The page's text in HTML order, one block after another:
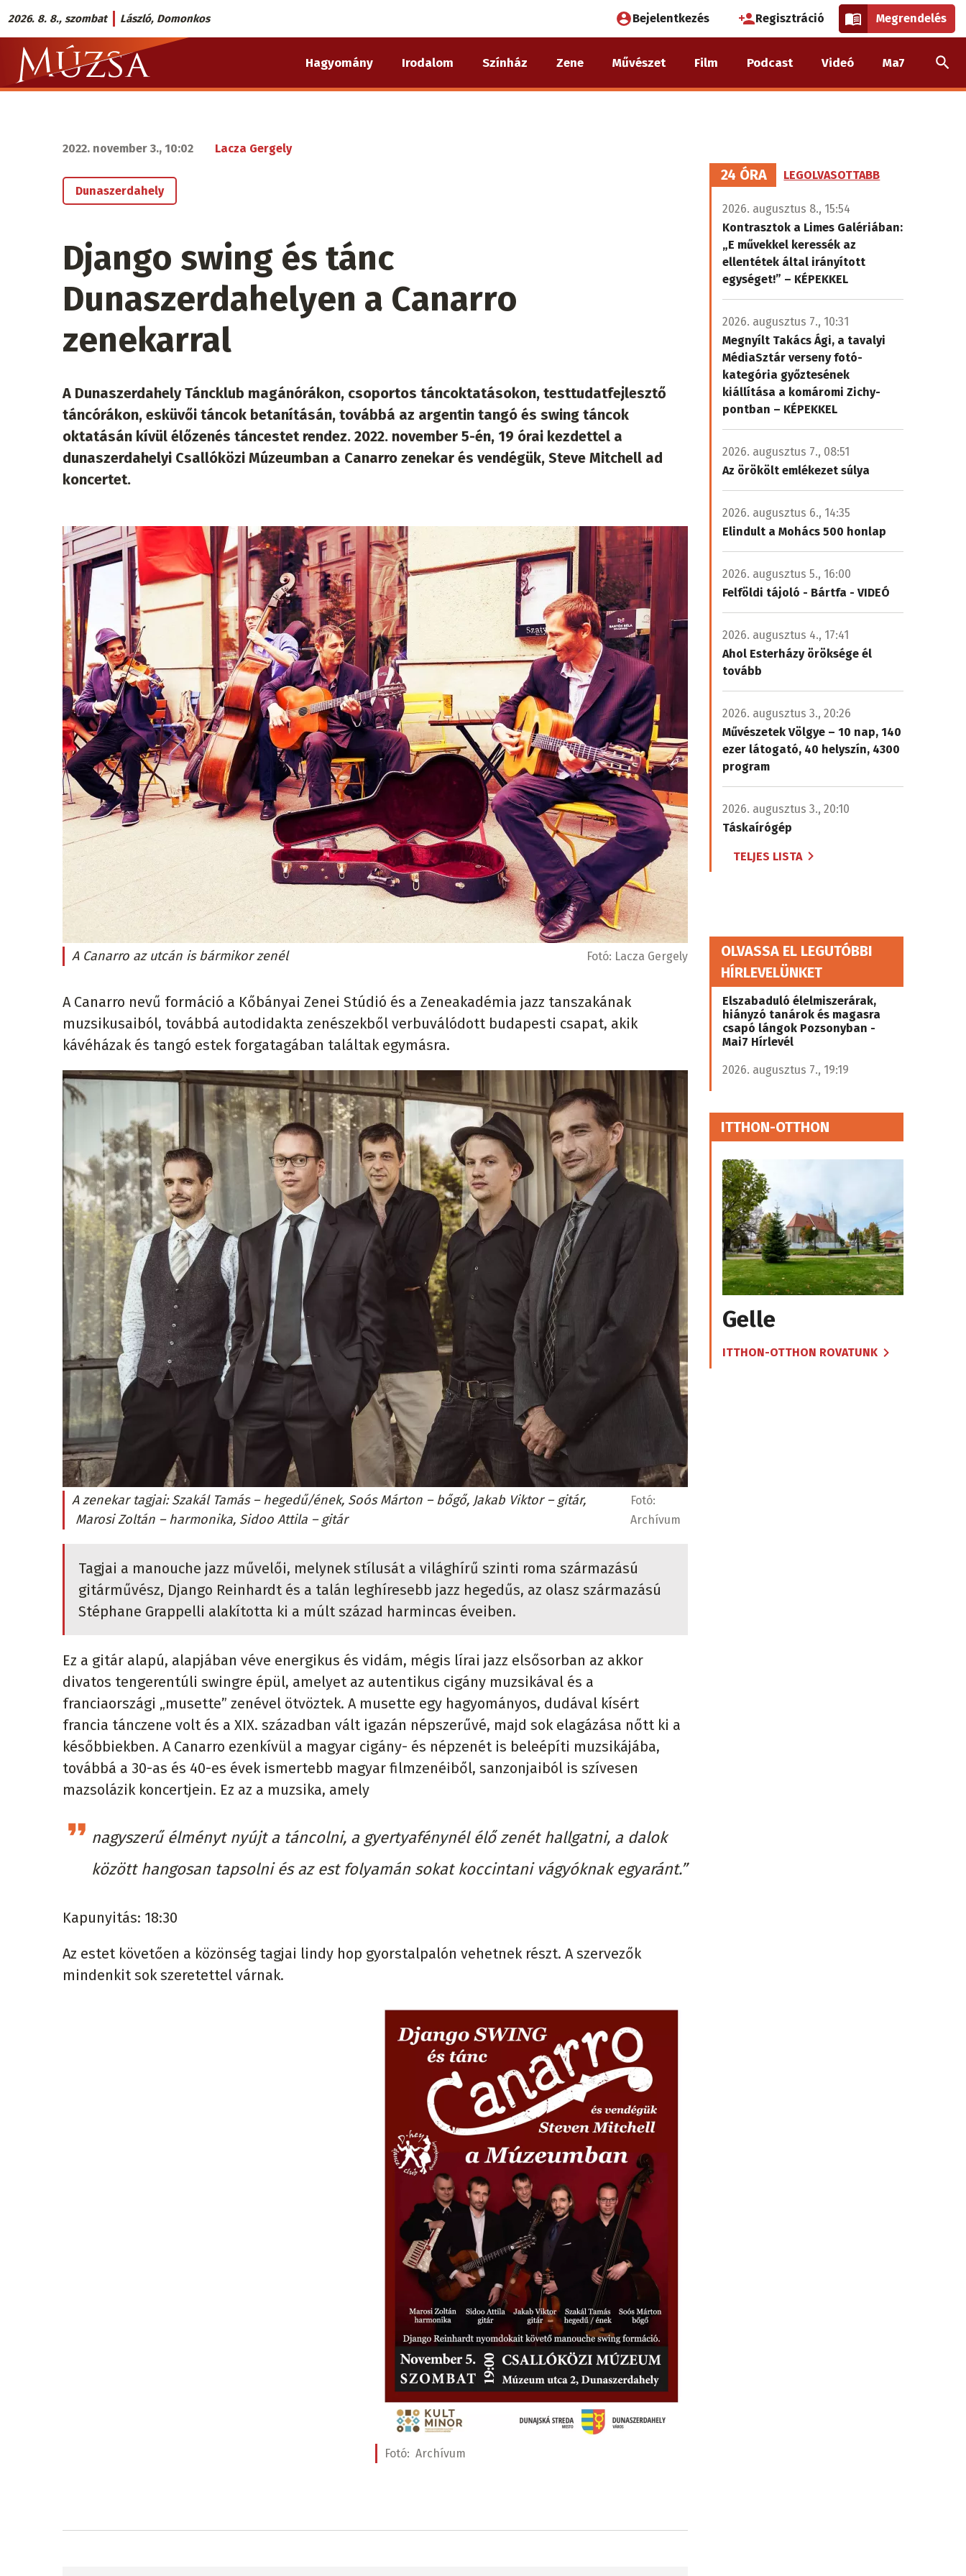
Ugrás
a
tartalomra
2026. 8. 8., szombat László, Domonkos
Felhasználói
fiók
menüje
Bejelentkezés Regisztráció Megrendelés
Múzsa.sk
fő
Hagyomány Irodalom Színház Zene Művészet Film Podcast Videó Ma7
2022. november 3., 10:02 Lacza Gergely
Dunaszerdahely
Django swing és tánc
Dunaszerdahelyen a Canarro
zenekarral
A Dunaszerdahely Táncklub magánórákon, csoportos táncoktatásokon, testtudatfejlesztő
táncórákon, esküvői táncok betanításán, továbbá az argentin tangó és swing táncok
oktatásán kívül élőzenés táncestet rendez. 2022. november 5-én, 19 órai kezdettel a
dunaszerdahelyi Csallóközi Múzeumban a Canarro zenekar és vendégük, Steve Mitchell ad
koncertet.
A Canarro az utcán is bármikor zenél Fotó: Lacza Gergely
A Canarro nevű formáció a Kőbányai Zenei Stúdió és a Zeneakadémia jazz tanszakának
muzsikusaiból, továbbá autodidakta zenészekből verbuválódott budapesti csapat, akik
kávéházak és tangó estek forgatagában találtak egymásra.
A zenekar tagjai: Szakál Tamás – hegedű/ének, Soós Márton – bőgő, Jakab Viktor – gitár,
Marosi Zoltán – harmonika, Sidoo Attila – gitár
Fotó:
Archívum
Tagjai a manouche jazz művelői, melynek stílusát a világhírű szinti roma származású
gitárművész, Django Reinhardt és a talán leghíresebb jazz hegedűs, az olasz származású
Stéphane Grappelli alakította ki a múlt század harmincas éveiben.
Ez a gitár alapú, alapjában véve energikus és vidám, mégis lírai jazz elsősorban az akkor
divatos tengerentúli swingre épül, amelyet az autentikus cigány muzsikával és a
franciaországi „musette” zenével ötvöztek. A musette egy hagyományos, dudával kísért
francia tánczene volt és a XIX. században vált igazán népszerűvé, majd sok elagázása nőtt ki a
későbbiekben. A Canarro ezenkívül a magyar cigány- és népzenét is beleépíti muzsikájába,
továbbá a 30-as és 40-es évek ismertebb magyar filmzenéiből, sanzonjaiból is szívesen
mazsolázik koncertjein. Ez az a muzsika, amely
nagyszerű élményt nyújt a táncolni, a gyertyafénynél élő zenét hallgatni, a dalok
között hangosan tapsolni és az est folyamán sokat koccintani vágyóknak egyaránt.”
Kapunyitás: 18:30
Az estet követően a közönség tagjai lindy hop gyorstalpalón vehetnek részt. A szervezők
mindenkit sok szeretettel várnak.
Fotó: Archívum
24 ÓRA LEGOLVASOTTABB
2026. augusztus 8., 15:54
Kontrasztok a Limes Galériában:
„E művekkel keressék az
ellentétek által irányított
egységet!” – KÉPEKKEL
2026. augusztus 7., 10:31
Megnyílt Takács Ági, a tavalyi
MédiaSztár verseny fotó-
kategória győztesének
kiállítása a komáromi Zichy-
pontban – KÉPEKKEL
2026. augusztus 7., 08:51
Az örökölt emlékezet súlya
2026. augusztus 6., 14:35
Elindult a Mohács 500 honlap
2026. augusztus 5., 16:00
Felföldi tájoló - Bártfa - VIDEÓ
2026. augusztus 4., 17:41
Ahol Esterházy öröksége él
tovább
2026. augusztus 3., 20:26
Művészetek Völgye – 10 nap, 140
ezer látogató, 40 helyszín, 4300
program
2026. augusztus 3., 20:10
Táskaírógép
TELJES LISTA
OLVASSA EL LEGUTÓBBI
HÍRLEVELÜNKET
Elszabaduló élelmiszerárak,
hiányzó tanárok és magasra
csapó lángok Pozsonyban -
Mai7 Hírlevél
2026. augusztus 7., 19:19
ITTHON-OTTHON
Gelle
ITTHON-OTTHON ROVATUNK